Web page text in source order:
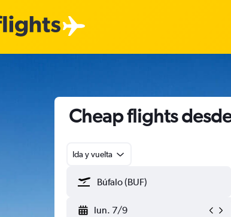
Cheap flights
Ida y vuelta
lun. 7/9